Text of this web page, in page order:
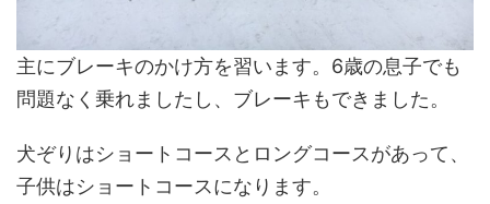
主にブレーキのかけ方を習います。6歳の息子でも
問題なく乗れましたし、ブレーキもできました。
犬ぞりはショートコースとロングコースがあって、
子供はショートコースになります。